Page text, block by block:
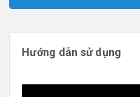
Hướng dẫn sử dụng